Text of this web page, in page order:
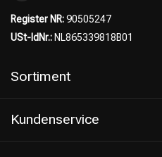
Register NR:90505247
USt-IdNr.: NL865339818B01
Sortiment
Kundenservice